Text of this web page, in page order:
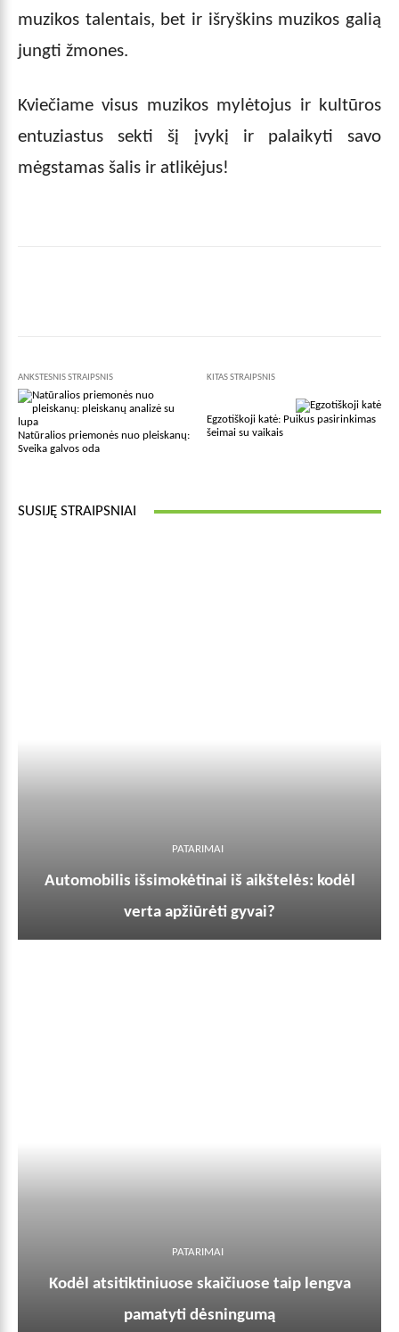
muzikos talentais, bet ir išryškins muzikos galią
jungti žmones.
Kviečiame visus muzikos mylėtojus ir kultūros
entuziastus sekti šį įvykį ir palaikyti savo
mėgstamas šalis ir atlikėjus!
ANKSTESNIS STRAIPSNIS
Natūralios priemonės nuo pleiskanų:
Sveika galvos oda
KITAS STRAIPSNIS
Egzotiškoji katė: Puikus pasirinkimas
šeimai su vaikais
SUSIJĘ STRAIPSNIAI
PATARIMAI
Automobilis išsimokėtinai iš aikštelės: kodėl
verta apžiūrėti gyvai?
PATARIMAI
Kodėl atsitiktiniuose skaičiuose taip lengva
pamatyti dėsningumą